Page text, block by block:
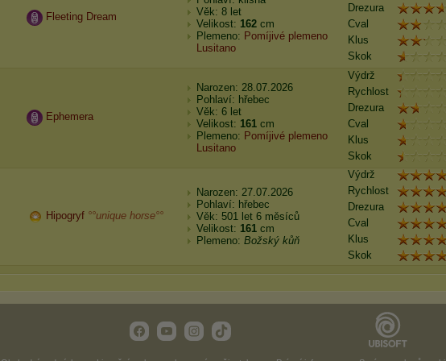
Fleeting Dream
Věk: 8 let
Velikost: 162 cm
Plemeno: Pomíjivé plemeno
Lusitano
Drezura
Cval
Klus
Skok
Ephemera
Narozen: 28.07.2026
Pohlaví: hřebec
Věk: 6 let
Velikost: 161 cm
Plemeno: Pomíjivé plemeno
Lusitano
Výdrž
Rychlost
Drezura
Cval
Klus
Skok
Hipogryf °°unique horse°°
Narozen: 27.07.2026
Pohlaví: hřebec
Věk: 501 let 6 měsíců
Velikost: 161 cm
Plemeno: Božský kůň
Výdrž
Rychlost
Drezura
Cval
Klus
Skok